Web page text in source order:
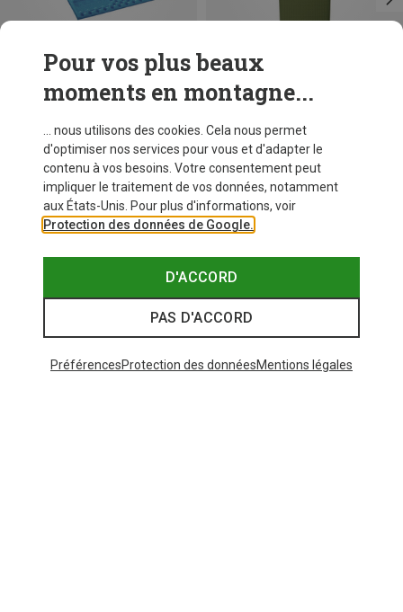
Vous économisez 22% Vous économisez 18%
Pour vos plus beaux
moments en montagne...
... nous utilisons des cookies. Cela nous permet
d'optimiser nos services pour vous et d'adapter le
contenu à vos besoins. Votre consentement peut
impliquer le traitement de vos données, notamment
aux États-Unis. Pour plus d'informations, voir
Protection des données de Google.
D'ACCORD
PAS D'ACCORD
PréférencesProtection des donnéesMentions légales